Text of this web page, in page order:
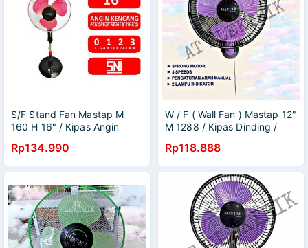
S/F Stand Fan Mastap M
160 H 16" / Kipas Angin
Rp134.990
W / F ( Wall Fan ) Mastap 12"
M 1288 / Kipas Dinding /
Rp118.888